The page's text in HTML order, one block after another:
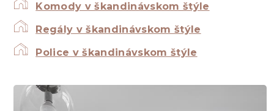
Komody v škandinávskom štýle
Regály v škandinávskom štýle
Police v škandinávskom štýle